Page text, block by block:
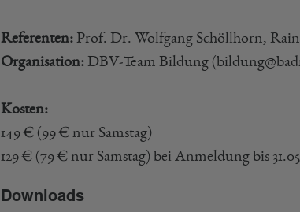
Referenten: Prof. Dr. Wolfgang Schöllhorn,
Organisation: DBV-Team Bildung
Kosten:
149 € (99 € nur Samstag)
129 € (79 € nur Samstag) bei Anmeldung bis
Downloads